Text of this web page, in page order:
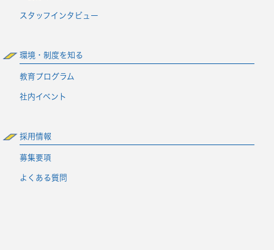
スタッフインタビュー
環境・制度を知る
教育プログラム
社内イベント
採用情報
募集要項
よくある質問